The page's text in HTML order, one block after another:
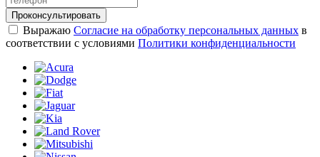
Проконсультировать
Выражаю Согласие на обработку персональных данных в
соответствии с условиями Политики конфиденциальности